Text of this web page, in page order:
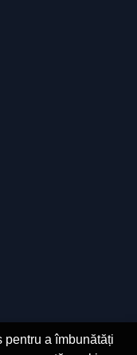
a îmbunătăți